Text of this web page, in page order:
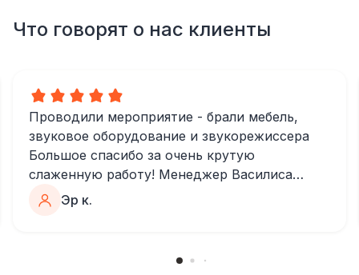
Что говорят о нас клиенты
Проводили мероприятие - брали мебель,
звуковое оборудование и звукорежиссера
Большое спасибо за очень крутую
слаженную работу! Менеджер Василиса
очень быстро и качественно обрабатывала
Эр к.